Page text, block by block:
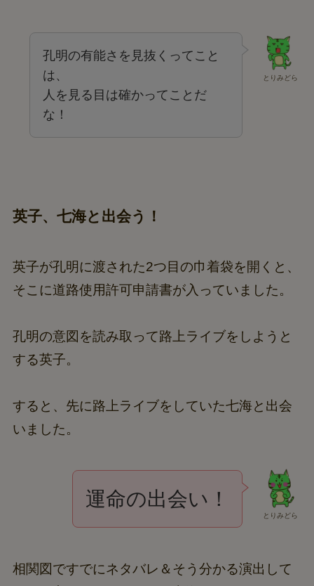
とりみどら
孔明の有能さを見抜くってこと
は、
人を見る目は確かってことだ
な！
英子、七海と出会う！
英子が孔明に渡された2つ目の巾着袋を開くと、
そこに道路使用許可申請書が入っていました。
孔明の意図を読み取って路上ライブをしようと
する英子。
すると、先に路上ライブをしていた七海と出会
いました。
とりみどら
運命の出会い！
相関図ですでにネタバレ＆そう分かる演出して